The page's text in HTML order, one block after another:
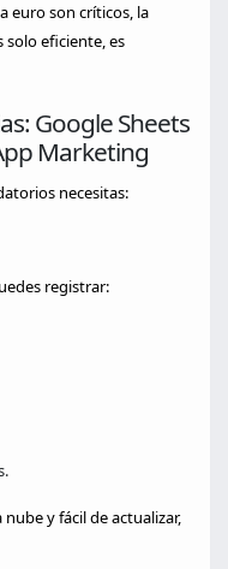
euro son críticos, la
eficiente, es
Google Sheets
Marketing
necesitas:
registrar:
y fácil de actualizar,